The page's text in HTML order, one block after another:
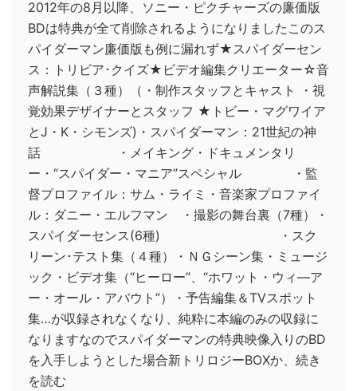
2012年の8月以降、ソニー・ピクチャーズの廉価版
BDは特典が全て削除されるようになりましたこのス
パイダーマン廉価版も例に漏れず★スパイダーセン
ス：トリビア･クイズ★ビデオ編集クリエーター☆音
声解説集（３種）（・制作スタッフとキャスト ・視
覚効果デザイナーとスタッフ ★トビー・マグワイア
とJ・K・シモンズ)・スパイダーマン：21世紀の神
話 ・メイキング・ドキュメンタリ
ー・“スパイダー・マニア”スペシャル ・監
督プロファイル：サム・ライミ・音楽家プロファイ
ル：ダニー・エルフマン ・撮影の舞台裏（7種）・
スパイダーセンス(6種) ・スク
リーン･テスト集（４種）・ＮＧシーン集・ミュージ
ック・ビデオ集（“ヒーロー”、“ホワット・ウィ―ア
ー・オール・アバウト”）・予告編集＆TVスポット
集…が収録されなくなり、純粋に本編のみの収録に
なりますなのでスパイダーマンの特典映像入りのBD
を入手しようとした場合新トリロジーBOXか、続き
を読む